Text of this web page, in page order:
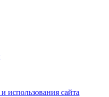
использования сайта